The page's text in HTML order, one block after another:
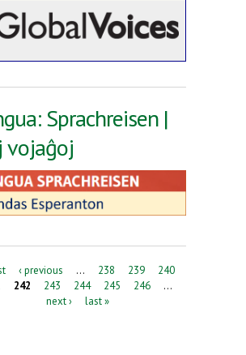
Sprachreisen |
vojaĝoj
‹ previous … 238 239
240
242 243 244 245 246
…
next ›
last »